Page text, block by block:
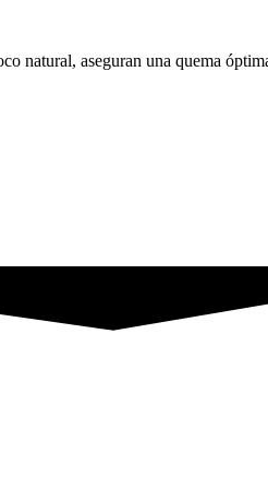
natural, aseguran una quema